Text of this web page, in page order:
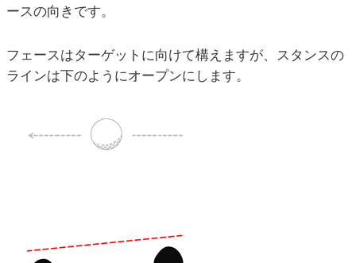
ースの向きです。
フェースはターゲットに向けて構えますが、スタンスの
ラインは下のようにオープンにします。